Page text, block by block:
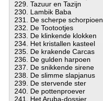
229. Tazuur en Tazijn
230. Lambik Baba
231. De scherpe schorpioen
232. De Tootootjes
233. De klinkende klokken
234. Het kristallen kasteel
235. De krakende Carcas
236. De gulden harpoen
237. De snikkende sirene
238. De slimme slapjanus
239. De stervende ster
240. De pottenproever
241. Het Aruba-dossier